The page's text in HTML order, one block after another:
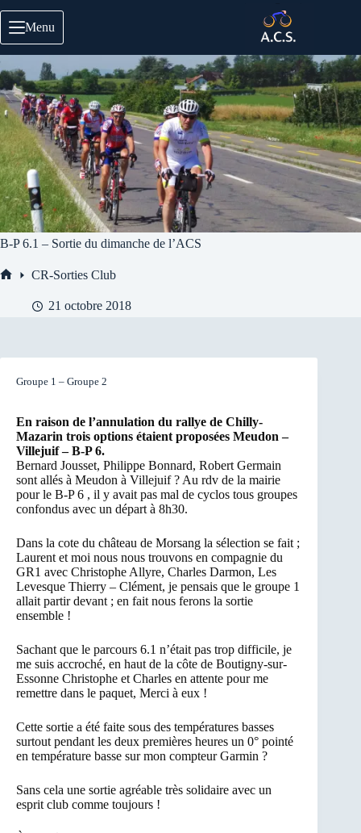
au
contenu
Menu
B-P 6.1 – Sortie du dimanche de l’ACS
CR-Sorties Club
21 octobre 2018
Groupe 1 – Groupe 2
En raison de l’annulation du rallye de Chilly-
Mazarin trois options étaient proposées Meudon –
Villejuif – B-P 6.
Bernard Jousset, Philippe Bonnard, Robert Germain
sont allés à Meudon à Villejuif ? Au rdv de la mairie
pour le B-P 6 , il y avait pas mal de cyclos tous groupes
confondus avec un départ à 8h30.
Dans la cote du château de Morsang la sélection se fait ;
Laurent et moi nous nous trouvons en compagnie du
GR1 avec Christophe Allyre, Charles Darmon, Les
Levesque Thierry – Clément, je pensais que le groupe 1
allait partir devant ; en fait nous ferons la sortie
ensemble !
Sachant que le parcours 6.1 n’était pas trop difficile, je
me suis accroché, en haut de la côte de Boutigny-sur-
Essonne Christophe et Charles en attente pour me
remettre dans le paquet, Merci à eux !
Cette sortie a été faite sous des températures basses
surtout pendant les deux premières heures un 0° pointé
en température basse sur mon compteur Garmin ?
Sans cela une sortie agréable très solidaire avec un
esprit club comme toujours !